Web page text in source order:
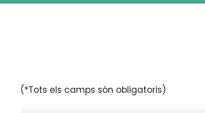
(*Tots els camps són obligatoris)